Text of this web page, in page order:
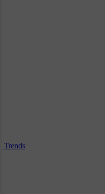
Trends